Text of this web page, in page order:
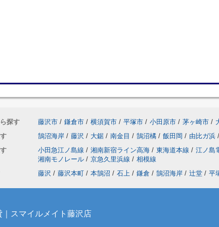
探す 藤沢市 / 鎌倉市 / 横須賀市 / 平塚市 / 小田原市 / 茅ヶ崎市 /
鵠沼海岸 / 藤沢 / 大鋸 / 南金目 / 鵠沼橘 / 飯田岡 / 由比ガ浜 /
小田急江ノ島線 / 湘南新宿ライン高海 / 東海道本線 / 江ノ島
湘南モノレール / 京急久里浜線 / 相模線
藤沢 / 藤沢本町 / 本鵠沼 / 石上 / 鎌倉 / 鵠沼海岸 / 辻堂 / 平
｜スマイルメイト藤沢店